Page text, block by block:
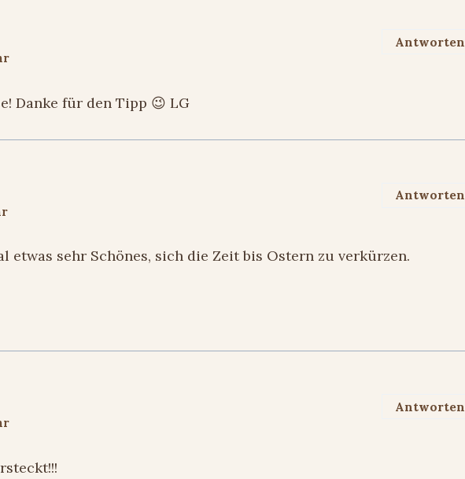
Danke für den Tipp 😉 LG
Antworten
etwas sehr Schönes, sich die Zeit bis Ostern zu verkürzen.
Antworten
Antworten